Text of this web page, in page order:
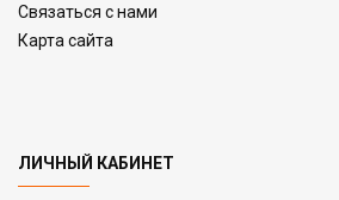
Связаться с нами
Карта сайта
ЛИЧНЫЙ КАБИНЕТ